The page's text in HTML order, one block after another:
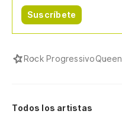
Suscríbete
Rock ProgressivoQueen
Todos los artistas